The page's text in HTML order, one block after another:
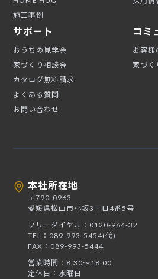
施工事例
サポート
おうちの見学会
家づくり相談会
カタログ無料請求
よくある質問
お問い合わせ
コミ
お客様
家づく
本社所在地
〒790-0963
愛媛県松山市小坂3丁目4番5号
フリーダイヤル：0120-964-32
TEL：089-993-5454(代)
FAX：089-993-5444
営業時間：8:30〜18:00
定休日：水曜日